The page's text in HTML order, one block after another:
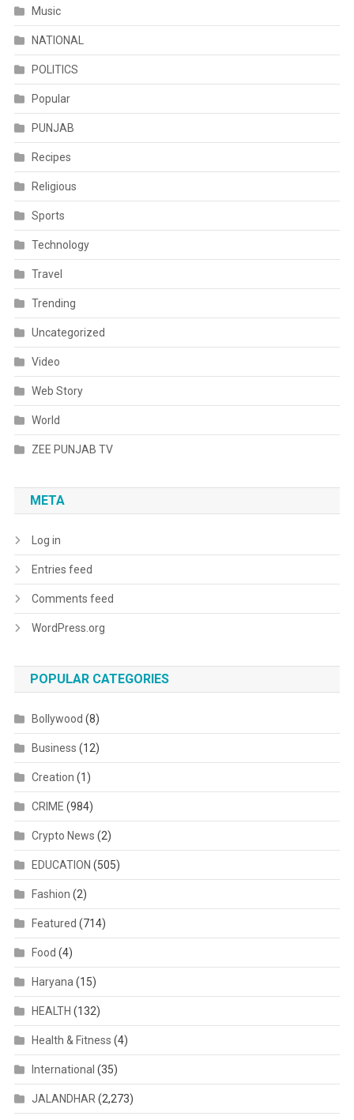
Music
NATIONAL
POLITICS
Popular
PUNJAB
Recipes
Religious
Sports
Technology
Travel
Trending
Uncategorized
Video
Web Story
World
ZEE PUNJAB TV
META
Log in
Entries feed
Comments feed
WordPress.org
POPULAR CATEGORIES
Bollywood (8)
Business (12)
Creation (1)
CRIME (984)
Crypto News (2)
EDUCATION (505)
Fashion (2)
Featured (714)
Food (4)
Haryana (15)
HEALTH (132)
Health & Fitness (4)
International (35)
JALANDHAR (2,273)